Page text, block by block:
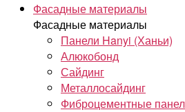
Фасадные материалы
Фасадные материалы
Панели Hanyi (Ханьи)
Алюкобонд
Сайдинг
Металлосайдинг
Фиброцементные